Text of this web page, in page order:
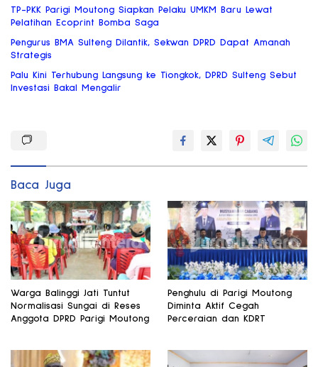
TP-PKK Parigi Moutong Siapkan Pelaku UMKM Baru Lewat
Pelatihan Ecoprint Bomba Saga
Pengurus BMA Sulteng Dilantik, Sekwan DPRD Dapat Amanah
Strategis
Palu Kini Terhubung Langsung ke Tiongkok, DPRD Sulteng Sebut
Investasi Bakal Mengalir
Baca Juga
Warga Balinggi Jati Tuntut
Normalisasi Sungai di Reses
Anggota DPRD Parigi Moutong
Penghulu di Parigi Moutong
Diminta Aktif Cegah
Perceraian dan KDRT